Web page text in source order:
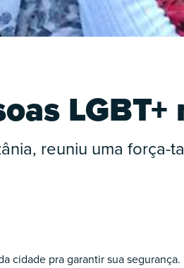
LGBT+
reuniu uma
cidade pra garantir sua segurança.